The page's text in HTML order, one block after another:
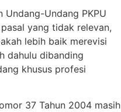
Undang-Undang PKPU
yang tidak relevan,
lebih baik merevisi
dahulu dibanding
khusus profesi
37 Tahun 2004 masih